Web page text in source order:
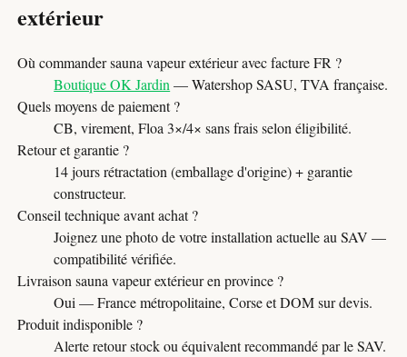
extérieur
Où commander sauna vapeur extérieur avec facture FR ?
Boutique OK Jardin — Watershop SASU, TVA française.
Quels moyens de paiement ?
CB, virement, Floa 3×/4× sans frais selon éligibilité.
Retour et garantie ?
14 jours rétractation (emballage d'origine) + garantie
constructeur.
Conseil technique avant achat ?
Joignez une photo de votre installation actuelle au SAV —
compatibilité vérifiée.
Livraison sauna vapeur extérieur en province ?
Oui — France métropolitaine, Corse et DOM sur devis.
Produit indisponible ?
Alerte retour stock ou équivalent recommandé par le SAV.